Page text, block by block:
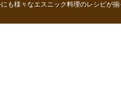
も様々なエスニック料理のレシピが